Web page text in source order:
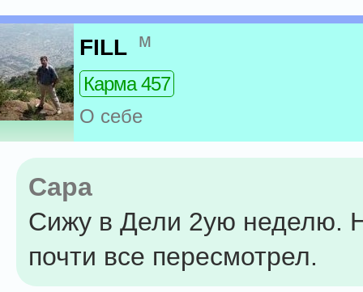
FILL м
Карма 457
О себе
Capa
Сижу в Дели 2ую неделю.
почти все пересмотрел.